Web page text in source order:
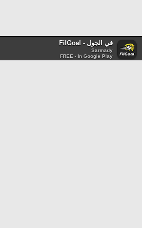
في الجول - FilGoal
Sarmady
FREE - In Google Play